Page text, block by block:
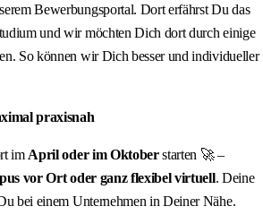
Bewerbungsportal. Dort erfährst Du das
und wir möchten Dich dort durch einige
So können wir Dich besser und individueller
praxisnah
im April oder im Oktoberstarten 🚀 –
vor Ort oder ganz flexibel virtuell. Deine
bei einem Unternehmen in Deiner Nähe.